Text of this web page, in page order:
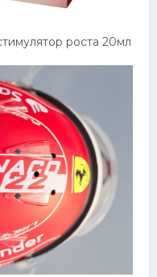
роста 20мл